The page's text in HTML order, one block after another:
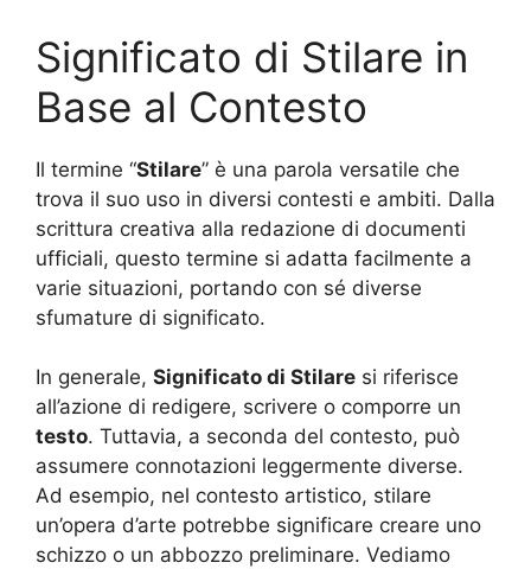
Significato di Stilare in
Base al Contesto
Il termine “Stilare” è una parola versatile che
trova il suo uso in diversi contesti e ambiti. Dalla
scrittura creativa alla redazione di documenti
ufficiali, questo termine si adatta facilmente a
varie situazioni, portando con sé diverse
sfumature di significato.
In generale, Significato di Stilare si riferisce
all’azione di redigere, scrivere o comporre un
testo. Tuttavia, a seconda del contesto, può
assumere connotazioni leggermente diverse.
Ad esempio, nel contesto artistico, stilare
un’opera d’arte potrebbe significare creare uno
schizzo o un abbozzo preliminare. Vediamo